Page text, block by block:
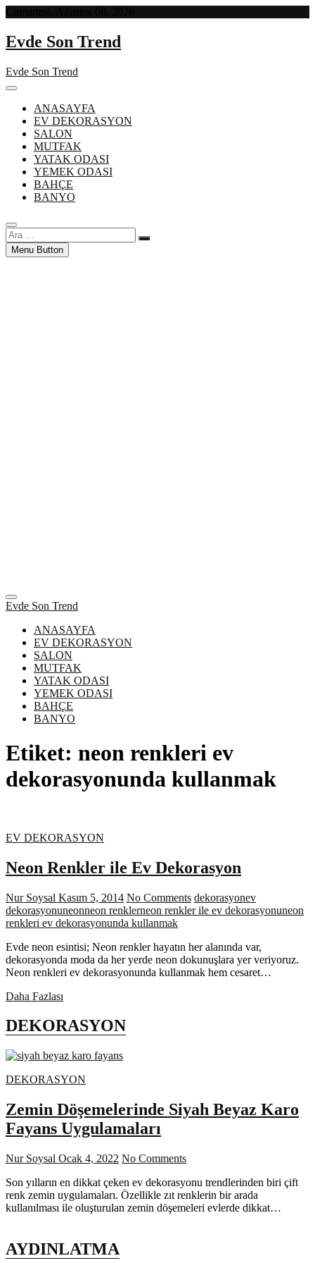
content
Evde Son Trend
Evde Son Trend
ANASAYFA
EV DEKORASYON
SALON
MUTFAK
YATAK ODASI
YEMEK ODASI
BAHÇE
BANYO
Ara
…Menu Button
Evde Son Trend
ANASAYFA
EV DEKORASYON
SALON
MUTFAK
YATAK ODASI
YEMEK ODASI
BAHÇE
BANYO
Etiket: neon renkleri ev
dekorasyonunda kullanmak
EV DEKORASYON
Neon Renkler ile Ev Dekorasyon
Nur Soysal Kasım 5, 2014 No Comments dekorasyonev
dekorasyonuneonneon renklerneon renkler ile ev dekorasyonuneon
renkleri ev dekorasyonunda kullanmak
Evde neon esintisi; Neon renkler hayatın her alanında var,
dekorasyonda moda da her yerde neon dokunuşlara yer veriyoruz.
Neon renkleri ev dekorasyonunda kullanmak hem cesaret…
Daha Fazlası
ile
Ev
DEKORASYON
DEKORASYON
Zemin Döşemelerinde Siyah Beyaz Karo
Fayans Uygulamaları
Nur Soysal Ocak 4, 2022 No Comments
Son yılların en dikkat çeken ev dekorasyonu trendlerinden biri çift
renk zemin uygulamaları. Özellikle zıt renklerin bir arada
kullanılması ile oluşturulan zemin döşemeleri evlerde dikkat…
AYDINLATMA